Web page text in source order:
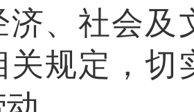
济、社会及
关规定，切